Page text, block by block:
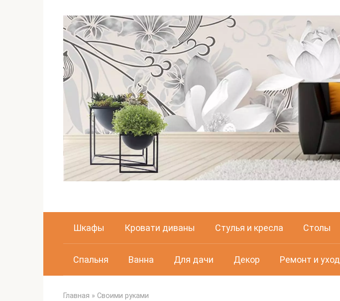
Шкафы Кровати диваны Стулья и кресла Столы
Спальня Ванна Для дачи Декор Ремонт и уход
Главная » Своими руками